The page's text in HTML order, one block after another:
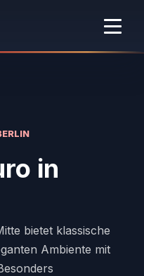
in
bietet klassische
Ambiente mit